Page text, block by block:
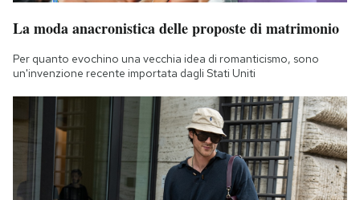
La moda anacronistica delle proposte di matrimonio
Per quanto evochino una vecchia idea di romanticismo, sono
un'invenzione recente importata dagli Stati Uniti